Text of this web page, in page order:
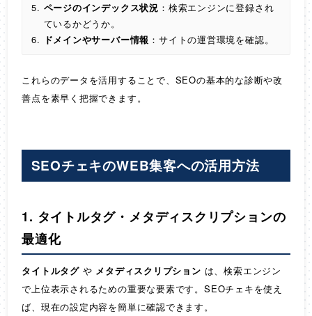
ページのインデックス状況 ：検索エンジンに登録され
ているかどうか。
ドメインやサーバー情報 ：サイトの運営環境を確認。
これらのデータを活用することで、SEOの基本的な診断や改
善点を素早く把握できます。
SEOチェキのWEB集客への活用方法
1. タイトルタグ・メタディスクリプションの
最適化
タイトルタグや メタディスクリプション は、検索エンジン
で上位表示されるための重要な要素です。SEOチェキを使え
ば、現在の設定内容を簡単に確認できます。